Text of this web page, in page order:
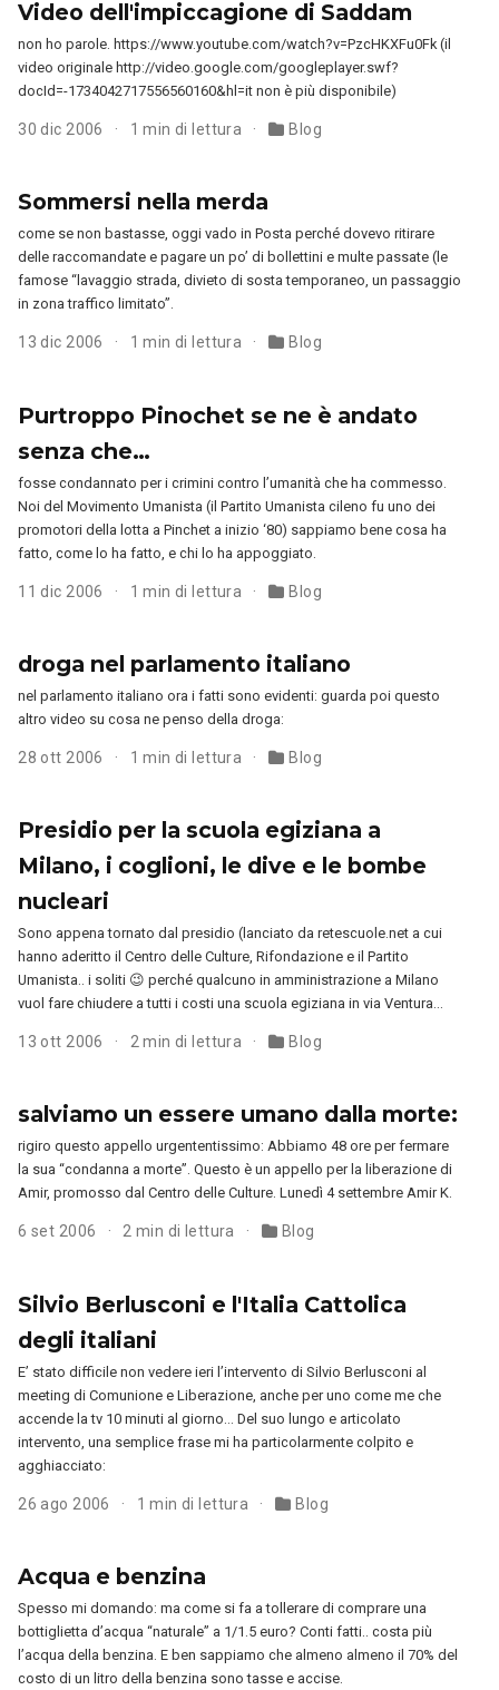
Video dell'impiccagione di Saddam
non ho parole. https://www.youtube.com/watch?v=PzcHKXFu0Fk (il
video originale http://video.google.com/googleplayer.swf?
docId=-1734042717556560160&hl=it non è più disponibile)
30 dic 2006 1 min di lettura Blog
Sommersi nella merda
come se non bastasse, oggi vado in Posta perché dovevo ritirare
delle raccomandate e pagare un po’ di bollettini e multe passate (le
famose “lavaggio strada, divieto di sosta temporaneo, un passaggio
in zona traffico limitato”.
13 dic 2006 1 min di lettura Blog
Purtroppo Pinochet se ne è andato
senza che…
fosse condannato per i crimini contro l’umanità che ha commesso.
Noi del Movimento Umanista (il Partito Umanista cileno fu uno dei
promotori della lotta a Pinchet a inizio ‘80) sappiamo bene cosa ha
fatto, come lo ha fatto, e chi lo ha appoggiato.
11 dic 2006 1 min di lettura Blog
droga nel parlamento italiano
nel parlamento italiano ora i fatti sono evidenti: guarda poi questo
altro video su cosa ne penso della droga:
28 ott 2006 1 min di lettura Blog
Presidio per la scuola egiziana a
Milano, i coglioni, le dive e le bombe
nucleari
Sono appena tornato dal presidio (lanciato da retescuole.net a cui
hanno aderitto il Centro delle Culture, Rifondazione e il Partito
Umanista.. i soliti 😉 perché qualcuno in amministrazione a Milano
vuol fare chiudere a tutti i costi una scuola egiziana in via Ventura…
13 ott 2006 2 min di lettura Blog
salviamo un essere umano dalla morte:
rigiro questo appello urgententissimo: Abbiamo 48 ore per fermare
la sua “condanna a morte”. Questo è un appello per la liberazione di
Amir, promosso dal Centro delle Culture. Lunedì 4 settembre Amir K.
6 set 2006 2 min di lettura Blog
Silvio Berlusconi e l'Italia Cattolica
degli italiani
E’ stato difficile non vedere ieri l’intervento di Silvio Berlusconi al
meeting di Comunione e Liberazione, anche per uno come me che
accende la tv 10 minuti al giorno… Del suo lungo e articolato
intervento, una semplice frase mi ha particolarmente colpito e
agghiacciato:
26 ago 2006 1 min di lettura Blog
Acqua e benzina
Spesso mi domando: ma come si fa a tollerare di comprare una
bottiglietta d’acqua “naturale” a 1/1.5 euro? Conti fatti.. costa più
l’acqua della benzina. E ben sappiamo che almeno almeno il 70% del
costo di un litro della benzina sono tasse e accise.